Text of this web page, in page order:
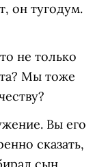
он тугодум.
не только
Мы тоже
Вы его
сказать,